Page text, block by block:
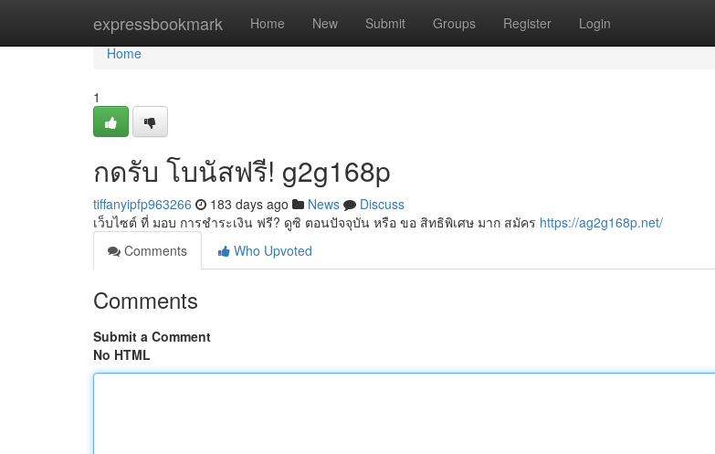
expressbookmark Home New Submit Groups Register Login
Home
Home
1
กดรับ โบนัสฟรี! g2g168p
tiffanyipfp963266 183 days ago News
Discuss
เว็บไซต์ ที่ มอบ การชำระเงิน ฟรี? ดูซิ ตอนปัจจุบัน หรือ ขอ สิทธิพิเศษ มาก สมัคร https://ag2g168p.net/
Comments
Who Upvoted
Comments
Submit a Comment
No HTML